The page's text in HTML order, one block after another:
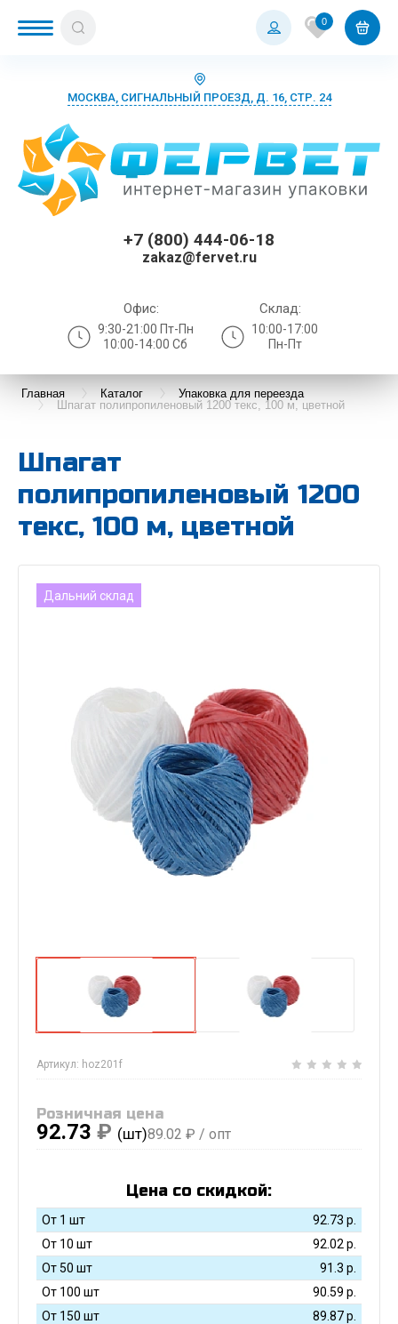
0
МОСКВА, СИГНАЛЬНЫЙ ПРОЕЗД, Д. 16, СТР. 24
+7 (800) 444-06-18
zakaz@fervet.ru
Офис:
9:30-21:00 Пт-Пн
10:00-14:00 Сб
Склад:
10:00-17:00
Пн-Пт
Главная Каталог
Упаковка для переезда
Шпагат полипропиленовый 1200 текс, 100 м, цветной
Шпагат
полипропиленовый 1200
текс, 100 м, цветной
Дальний склад
Артикул: hoz201f
Розничная цена
92.73 ₽ (шт)89.02 ₽ / опт
Цена со скидкой:
От 1 шт 92.73 р.
От 10 шт
92.02 р.
От 50 шт
91.3 р.
От 100 шт
90.59 р.
От 150 шт
89.87р.